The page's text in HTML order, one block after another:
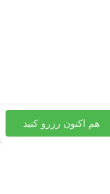
هم اکنون رزرو کنید